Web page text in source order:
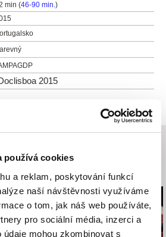
používá cookies
a reklam, poskytování funkcí
naší návštěvnosti využíváme
o tom, jak náš web používáte,
pro sociální média, inzerci a
mohou zkombinovat s
min (46-90 min.)
2015